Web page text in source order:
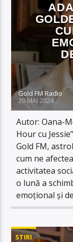
Gold FM Radio
20 MAI 2024
Autor: Oana-
Hour cu
Gold FM,
cum ne
activitatea
o lună a
emoțional și
STIRI